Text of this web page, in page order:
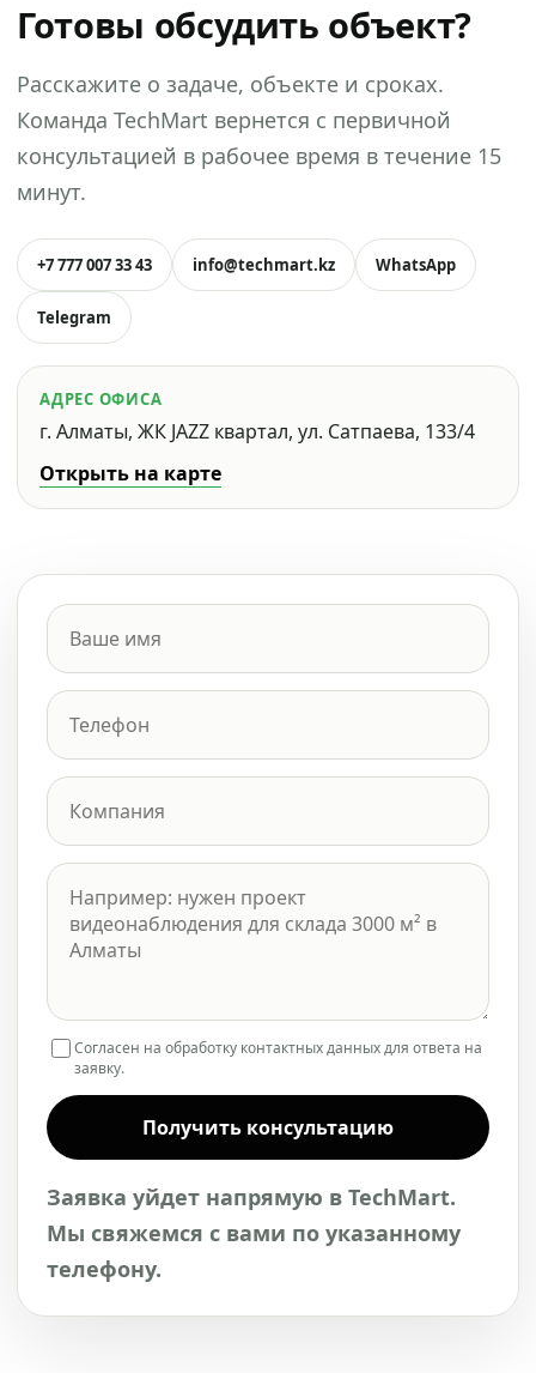
Готовы обсудить объект?
Расскажите о задаче, объекте и сроках.
Команда TechMart вернется с первичной
консультацией в рабочее время в течение 15
минут.
+7 777 007 33 43 info@techmart.kz WhatsApp
Telegram
АДРЕС ОФИСА
г. Алматы, ЖК JAZZ квартал, ул. Сатпаева, 133/4
Открыть на карте
Согласен на обработку контактных данных для ответа на
заявку.
Получить консультацию
Заявка уйдет напрямую в TechMart.
Мы свяжемся с вами по указанному
телефону.